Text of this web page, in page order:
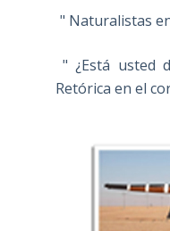
" Naturalistas
" ¿Está usted
Retórica en el